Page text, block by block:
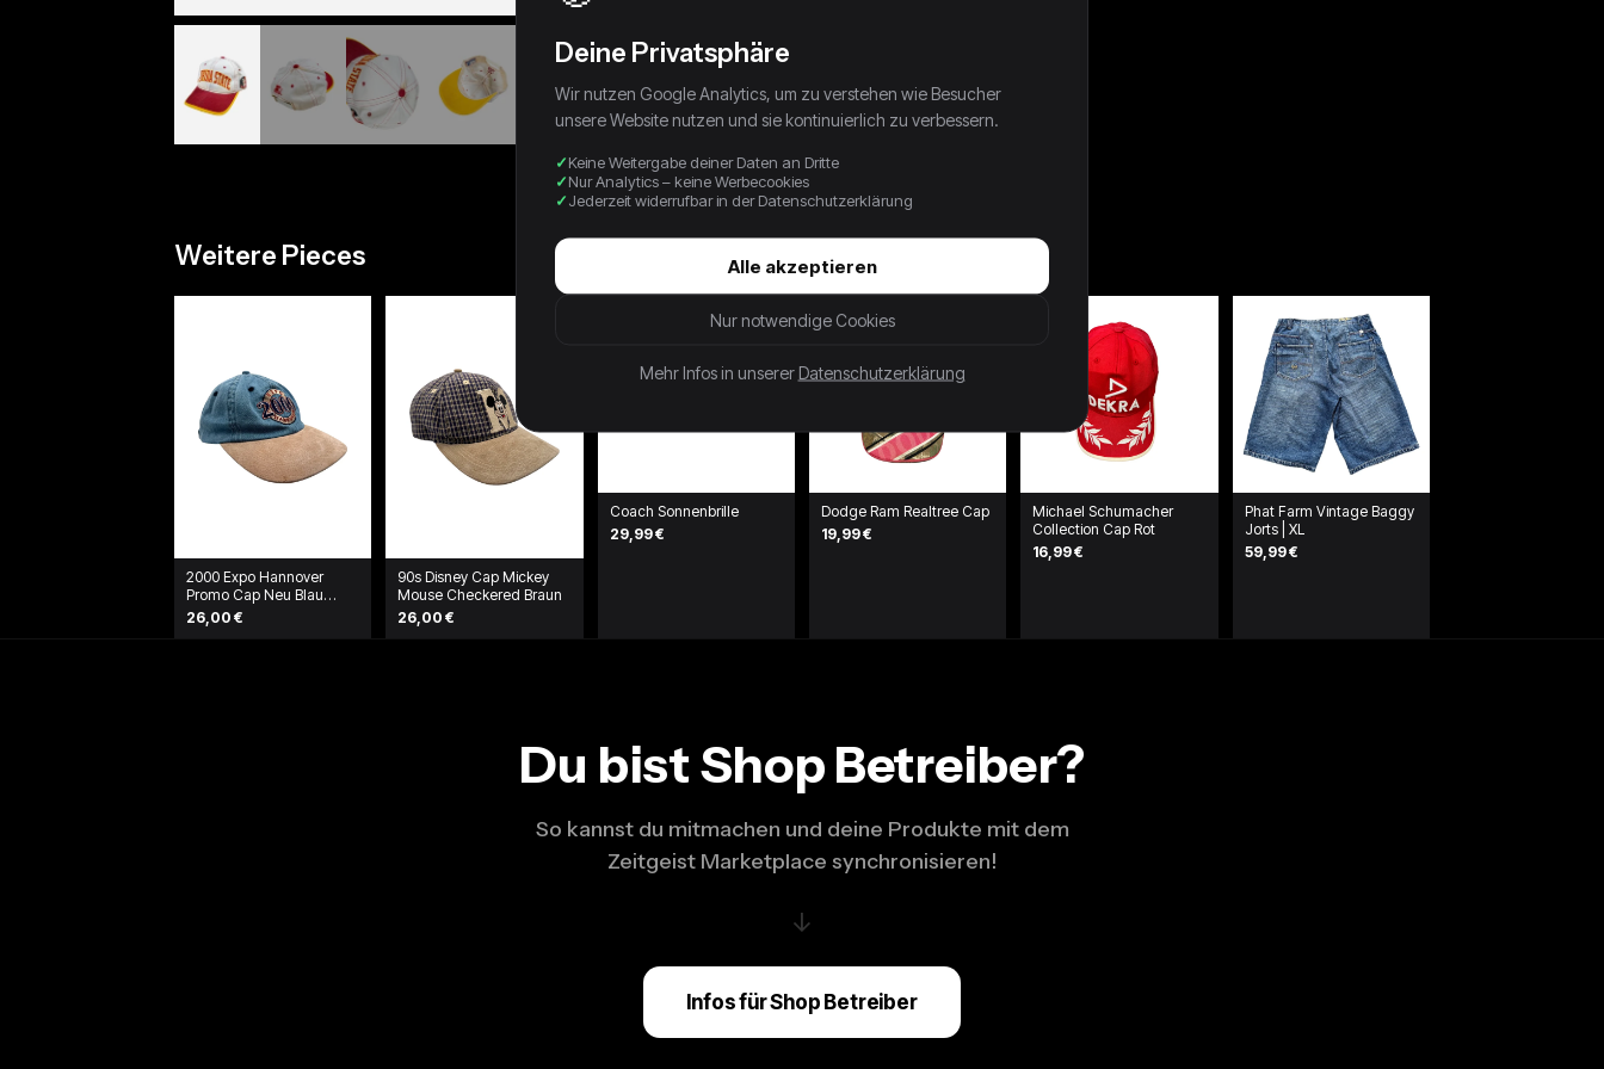
Weitere Pieces
2000 Expo Hannover
Promo Cap Neu Blau
Braun
26,00 €
90s Disney Cap Mickey
Mouse Checkered Braun
26,00 €
Coach Sonnenbrille
29,99 €
Dodge Ram Realtree Cap
19,99 €
Michael Schumacher
Collection Cap Rot
16,99 €
Phat Farm Vintage Baggy
Jorts | XL
59,99 €
Du bist Shop Betreiber?
So kannst du mitmachen und deine Produkte mit dem
Zeitgeist Marketplace synchronisieren!
↓
Infos für Shop Betreiber
Deine Privatsphäre
Wir nutzen Google Analytics, um zu verstehen wie Besucher
unsere Website nutzen und sie kontinuierlich zu verbessern.
Keine Weitergabe deiner Daten an Dritte
Nur Analytics – keine Werbecookies
Jederzeit widerrufbar in der Datenschutzerklärung
Alle akzeptieren
Nur notwendige Cookies
Mehr Infos in unserer Datenschutzerklärung